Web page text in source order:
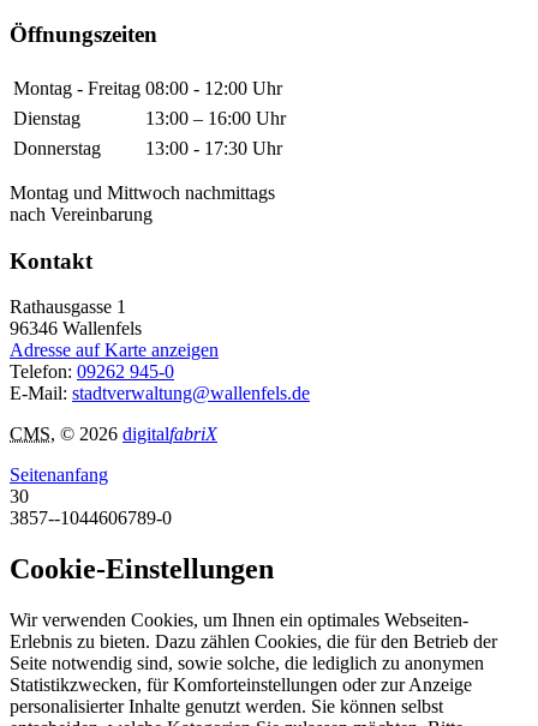
Öffnungszeiten
Montag - Freitag 08:00 - 12:00 Uhr
Dienstag
13:00 – 16:00 Uhr
Donnerstag
13:00 - 17:30 Uhr
Montag und Mittwoch nachmittags
nach Vereinbarung
Kontakt
Rathausgasse 1
96346 Wallenfels
Adresse auf Karte anzeigen
Telefon: 09262 945-0
E-Mail: stadtverwaltung@wallenfels.de
CMS, © 2026 digitalfabriX
Seitenanfang
30
3857--1044606789-0
Cookie-Einstellungen
Wir verwenden Cookies, um Ihnen ein optimales Webseiten-
Erlebnis zu bieten. Dazu zählen Cookies, die für den Betrieb der
Seite notwendig sind, sowie solche, die lediglich zu anonymen
Statistikzwecken, für Komforteinstellungen oder zur Anzeige
personalisierter Inhalte genutzt werden. Sie können selbst